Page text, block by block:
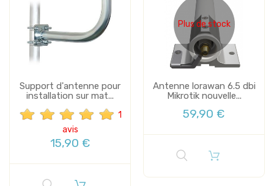
Support d'antenne pour
installation sur mat...
1
avis
15,90 €
Plus de stock
Antenne lorawan 6.5 dbi
Mikrotik nouvelle...
59,90 €